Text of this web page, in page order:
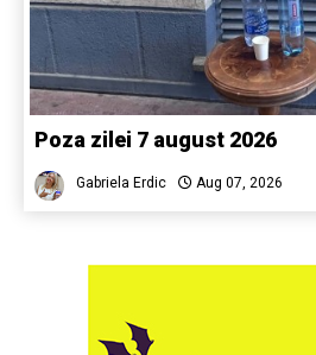
Poza zilei 7 august 2026
Gabriela Erdic Aug 07, 2026